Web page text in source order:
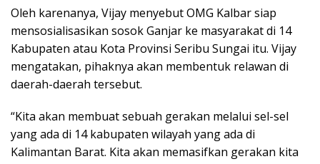
Oleh karenanya, Vijay menyebut OMG Kalbar siap
mensosialisasikan sosok Ganjar ke masyarakat di 14
Kabupaten atau Kota Provinsi Seribu Sungai itu. Vijay
mengatakan, pihaknya akan membentuk relawan di
daerah-daerah tersebut.
“Kita akan membuat sebuah gerakan melalui sel-sel
yang ada di 14 kabupaten wilayah yang ada di
Kalimantan Barat. Kita akan memasifkan gerakan kita